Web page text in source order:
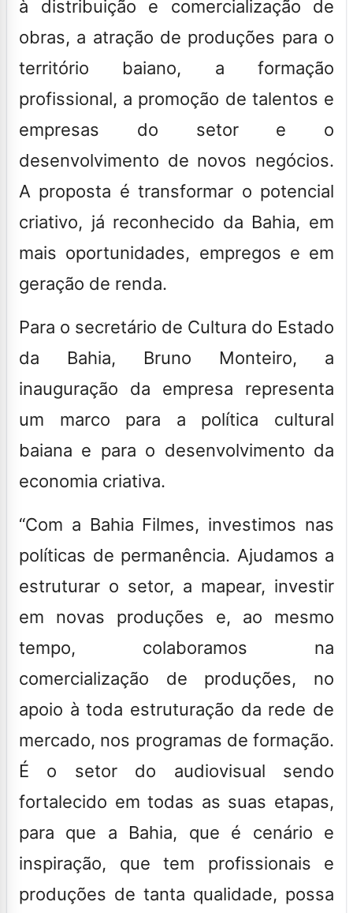
à distribuição e comercialização de
obras, a atração de produções para o
território baiano, a formação
profissional, a promoção de talentos e
empresas do setor e o
desenvolvimento de novos negócios.
A proposta é transformar o potencial
criativo, já reconhecido da Bahia, em
mais oportunidades, empregos e em
geração de renda.
Para o secretário de Cultura do Estado
da Bahia, Bruno Monteiro, a
inauguração da empresa representa
um marco para a política cultural
baiana e para o desenvolvimento da
economia criativa.
“Com a Bahia Filmes, investimos nas
políticas de permanência. Ajudamos a
estruturar o setor, a mapear, investir
em novas produções e, ao mesmo
tempo, colaboramos na
comercialização de produções, no
apoio à toda estruturação da rede de
mercado, nos programas de formação.
É o setor do audiovisual sendo
fortalecido em todas as suas etapas,
para que a Bahia, que é cenário e
inspiração, que tem profissionais e
produções de tanta qualidade, possa